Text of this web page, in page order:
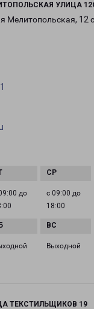
УЛИЦА
Мелитопольская, 12
до
с 09:00 до
18:00
Выходной
ТЕКСТИЛЬЩИКОВ 19